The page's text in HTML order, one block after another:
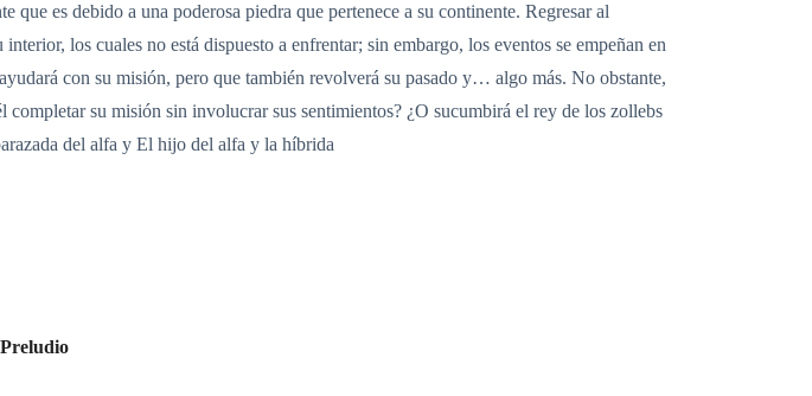
es debido a una poderosa piedra que pertenece a su continente. Regresar al
los cuales no está dispuesto a enfrentar; sin embargo, los eventos se empeñan en
con su misión, pero que también revolverá su pasado y… algo más. No obstante,
su misión sin involucrar sus sentimientos? ¿O sucumbirá el rey de los zollebs
del alfa y El hijo del alfa y la híbrida
Preludio